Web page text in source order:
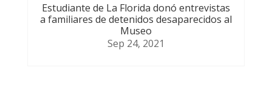
Estudiante de La Florida donó entrevistas
a familiares de detenidos desaparecidos al
Museo
Sep 24, 2021